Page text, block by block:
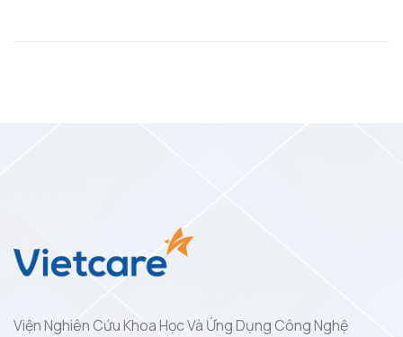
Viện Nghiên Cứu Khoa Học Và Ứng Dụng Công Nghệ